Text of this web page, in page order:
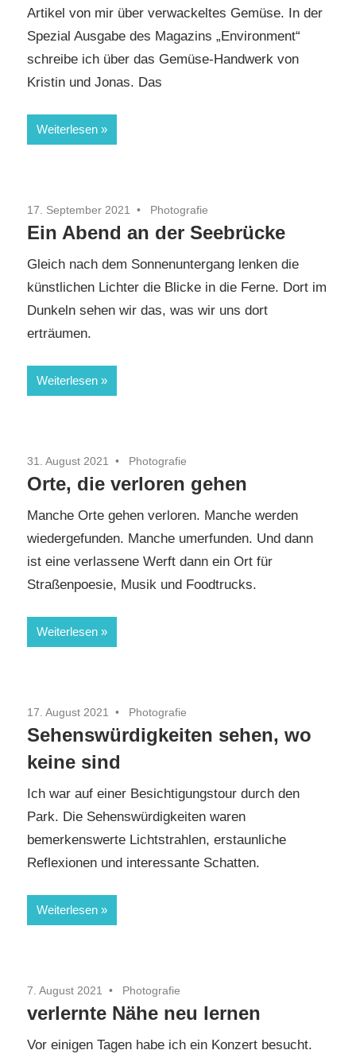
Artikel von mir über verwackeltes Gemüse. In der
Spezial Ausgabe des Magazins „Environment“
schreibe ich über das Gemüse-Handwerk von
Kristin und Jonas. Das
Weiterlesen
17. September 2021 Photografie
Ein Abend an der Seebrücke
Gleich nach dem Sonnenuntergang lenken die
künstlichen Lichter die Blicke in die Ferne. Dort im
Dunkeln sehen wir das, was wir uns dort
erträumen.
Weiterlesen
31. August 2021 Photografie
Orte, die verloren gehen
Manche Orte gehen verloren. Manche werden
wiedergefunden. Manche umerfunden. Und dann
ist eine verlassene Werft dann ein Ort für
Straßenpoesie, Musik und Foodtrucks.
Weiterlesen
17. August 2021 Photografie
Sehenswürdigkeiten sehen, wo
keine sind
Ich war auf einer Besichtigungstour durch den
Park. Die Sehenswürdigkeiten waren
bemerkenswerte Lichtstrahlen, erstaunliche
Reflexionen und interessante Schatten.
Weiterlesen
7. August 2021 Photografie
verlernte Nähe neu lernen
Vor einigen Tagen habe ich ein Konzert besucht.